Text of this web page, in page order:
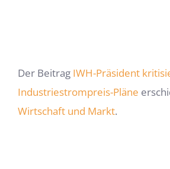
Der Beitrag IWH-Präsident
Industriestrompreis-Pläne
Wirtschaft und Markt.